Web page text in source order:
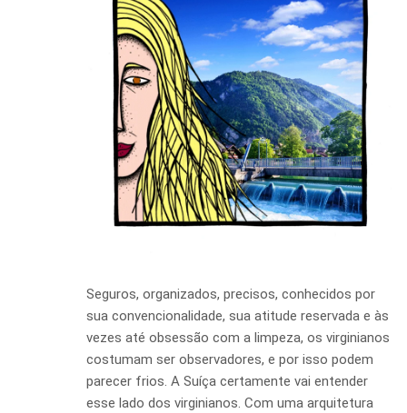
Seguros, organizados, precisos, conhecidos por
sua convencionalidade, sua atitude reservada e às
vezes até obsessão com a limpeza, os virginianos
costumam ser observadores, e por isso podem
parecer frios. A Suíça certamente vai entender
esse lado dos virginianos. Com uma arquitetura